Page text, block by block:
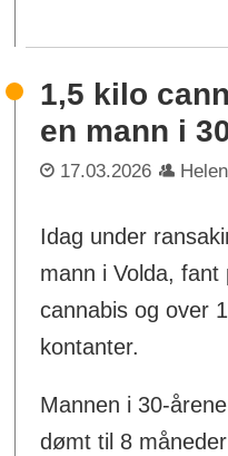
1,5 kilo
en mann i
17.03.2026
Idag under
mann i Volda,
cannabis og over
kontanter.
Mannen i 30-
dømt til 8